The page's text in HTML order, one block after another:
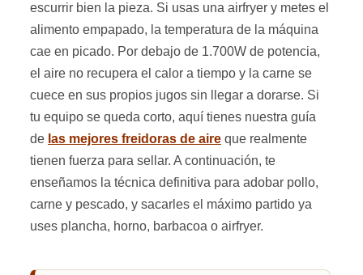
escurrir bien la pieza. Si usas una airfryer y metes el
alimento empapado, la temperatura de la máquina
cae en picado. Por debajo de 1.700W de potencia,
el aire no recupera el calor a tiempo y la carne se
cuece en sus propios jugos sin llegar a dorarse. Si
tu equipo se queda corto, aquí tienes nuestra guía
de las mejores freidoras de aire que realmente
tienen fuerza para sellar. A continuación, te
enseñamos la técnica definitiva para adobar pollo,
carne y pescado, y sacarles el máximo partido ya
uses plancha, horno, barbacoa o airfryer.